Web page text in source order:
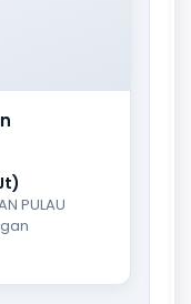
PULAU